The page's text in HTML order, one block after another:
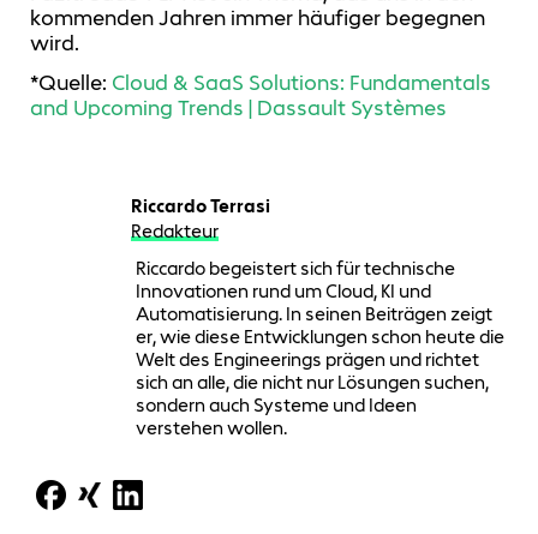
kommenden Jahren immer häufiger begegnen
wird.
*Quelle: Cloud & SaaS Solutions: Fundamentals
and Upcoming Trends | Dassault Systèmes
Riccardo Terrasi
Redakteur
Riccardo begeistert sich für technische
Innovationen rund um Cloud, KI und
Automatisierung. In seinen Beiträgen zeigt
er, wie diese Entwicklungen schon heute die
Welt des Engineerings prägen und richtet
sich an alle, die nicht nur Lösungen suchen,
sondern auch Systeme und Ideen
verstehen wollen.